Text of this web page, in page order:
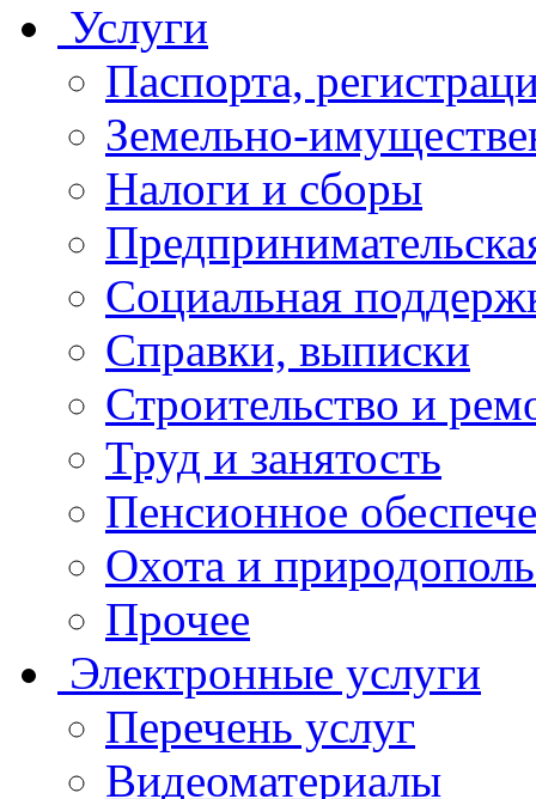
Услуги
Паспорта,
Земельно-
Налоги и сборы
Социальная
Справки, выписки
Строительство и
Труд и занятость
Пенсионное
Охота и
Прочее
Электронные услуги
Перечень услуг
Видеоматериалы